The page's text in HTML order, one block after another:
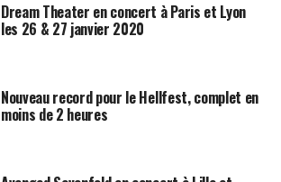
Dream Theater en concert à Paris et Lyon
les 26 & 27 janvier 2020
Nouveau record pour le Hellfest, complet en
moins de 2 heures